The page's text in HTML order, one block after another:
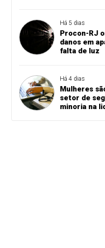
Há 5 dias
Procon-RJ
danos em
falta de luz
Há 4 dias
Mulheres
setor de
minoria na